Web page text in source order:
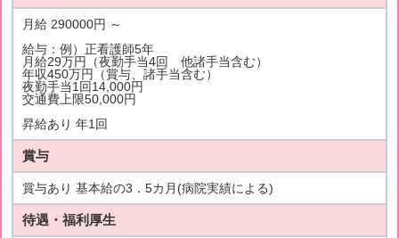
月給 290000円 ～
給与：例）正看護師5年
月給29万円（夜勤手当4回 他諸手当含む）
年収450万円（賞与、諸手当含む）
夜勤手当1回14,000円
交通費上限50,000円
昇給あり 年1回
賞与
賞与あり 基本給の3．5カ月(病院実績による)
待遇・福利厚生